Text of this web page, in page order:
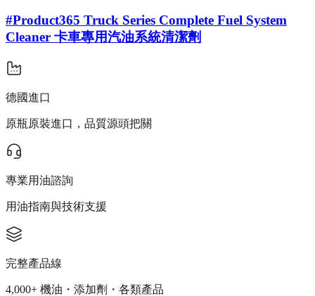
#Product365 Truck Series Complete Fuel System
Cleaner 卡車專用汽油系統清潔劑
德國進口
原瓶原裝進口，品質源頭把關
專業用油諮詢
用油指南與技術支援
完整產品線
4,000+ 機油・添加劑・各類產品